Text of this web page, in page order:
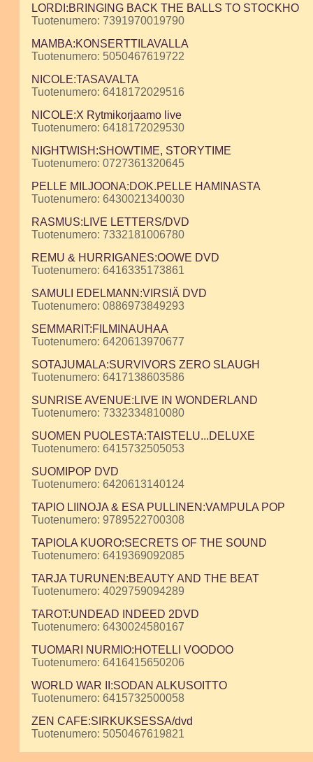
LORDI:BRINGING BACK THE BALLS TO STOCKHO
Tuotenumero: 7391970019790
MAMBA:KONSERTTILAVALLA
Tuotenumero: 5050467619722
NICOLE:TASAVALTA
Tuotenumero: 6418172029516
NICOLE:X Rytmikorjaamo live
Tuotenumero: 6418172029530
NIGHTWISH:SHOWTIME, STORYTIME
Tuotenumero: 0727361320645
PELLE MILJOONA:DOK.PELLE HAMINASTA
Tuotenumero: 6430021340030
RASMUS:LIVE LETTERS/DVD
Tuotenumero: 7332181006780
REMU & HURRIGANES:OOWE DVD
Tuotenumero: 6416335173861
SAMULI EDELMANN:VIRSIÄ DVD
Tuotenumero: 0886973849293
SEMMARIT:FILMINAUHAA
Tuotenumero: 6420613970677
SOTAJUMALA:SURVIVORS ZERO SLAUGH
Tuotenumero: 6417138603586
SUNRISE AVENUE:LIVE IN WONDERLAND
Tuotenumero: 7332334810080
SUOMEN PUOLESTA:TAISTELU...DELUXE
Tuotenumero: 6415732505053
SUOMIPOP DVD
Tuotenumero: 6420613140124
TAPIO LIINOJA & ESA PULLINEN:VAMPULA POP
Tuotenumero: 9789522700308
TAPIOLA KUORO:SECRETS OF THE SOUND
Tuotenumero: 6419369092085
TARJA TURUNEN:BEAUTY AND THE BEAT
Tuotenumero: 4029759094289
TAROT:UNDEAD INDEED 2DVD
Tuotenumero: 6430024580167
TUOMARI NURMIO:HOTELLI VOODOO
Tuotenumero: 6416415650206
WORLD WAR II:SODAN ALKUSOITTO
Tuotenumero: 6415732500058
ZEN CAFE:SIRKUKSESSA/dvd
Tuotenumero: 5050467619821